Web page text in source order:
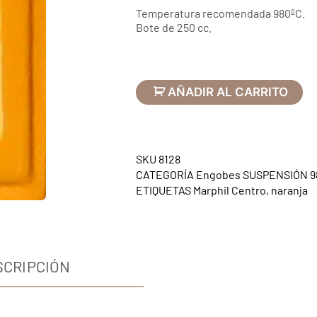
Temperatura recomendada 980ºC.
Bote de 250 cc.
AÑADIR AL CARRITO
SKU 8128
CATEGORÍA Engobes SUSPENSIÓN
ETIQUETAS Marphil Centro, naranja